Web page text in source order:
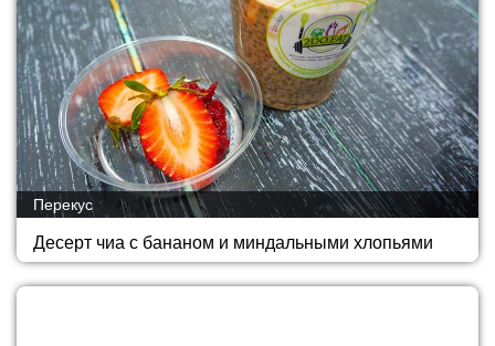
Десерт чиа с бананом и миндальными хлопьями
Перекус